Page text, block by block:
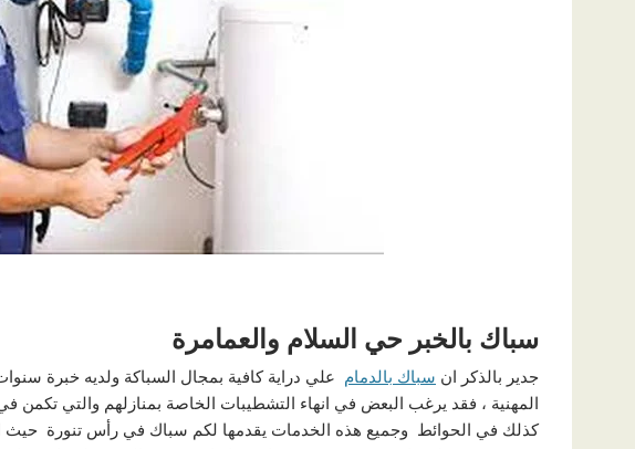
سباك بالخبر حي السلام والعمامرة
جدير بالذكر ان سباك بالدمام علي دراية كافية بمجال السباكة ولديه خبرة
المهنية ، فقد يرغب البعض في انهاء التشطيبات الخاصة بمنازلهم والتي تكمن
كذلك في الحوائط وجميع هذه الخدمات يقدمها لكم سباك في رأس تنورة حيث